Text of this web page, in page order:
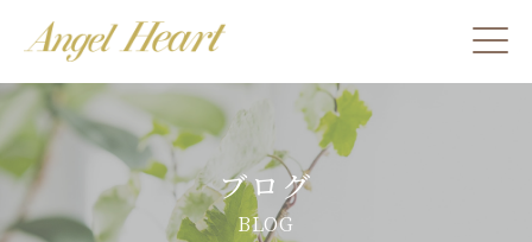
施術をご希望の方
カウンセリングをご希望の方へ
ブログ
BLOG